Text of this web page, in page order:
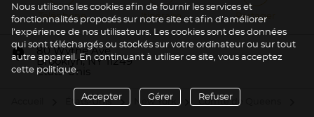
Téléphone Itinéraire Partager
marker
80 Wythe Ave
Brooklyn, NY 11249
États-Unis
États-Unis New York arrow Comté de Queens
Nous utilisons les cookies afin de fournir les services et
fonctionnalités proposés sur notre site et afin d’améliorer
l’expérience de nos utilisateurs. Les cookies sont des données
qui sont téléchargés ou stockés sur votre ordinateur ou sur tout
autre appareil. En continuant à utiliser ce site, vous acceptez
cette politique.
Accepter Gérer Refuser